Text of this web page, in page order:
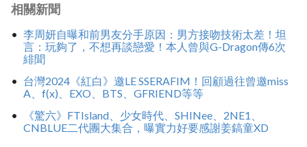
相關新聞
李周妍自曝和前男友分手原因：男方接吻技術太差！坦
言：玩夠了，不想再談戀愛！本人曾與G-Dragon傳6次
緋聞
台灣2024《紅白》邀LE SSERAFIM！回顧過往曾邀miss
A、f(x)、EXO、BTS、GFRIEND等等
《驚六》FTIsland、少女時代、SHINee、2NE1、
CNBLUE二代團大集合，曝實力好要感謝姜鎬童XD